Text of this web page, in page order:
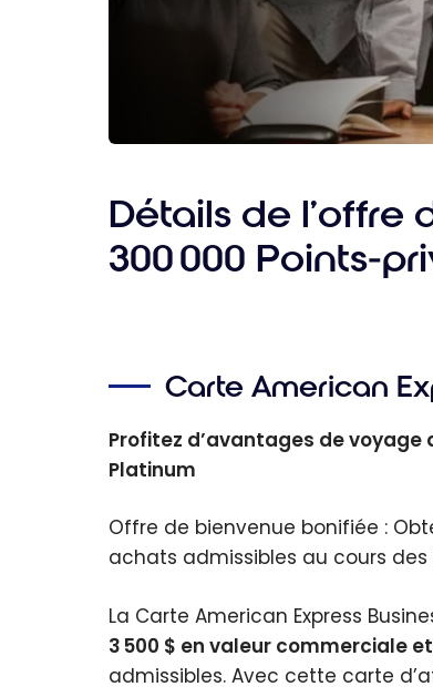
Détails de l’offre
300 000 Points-
Carte American
Profitez d’avantages de voyage
Platinum
Offre de bienvenue bonifiée :
achats admissibles au cours
La Carte American Express
3 500 $ en valeur commerciale
admissibles. Avec cette carte